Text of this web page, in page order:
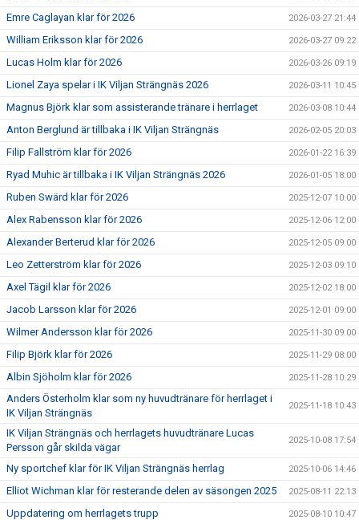
Emre Caglayan klar för 2026 2026-03-27 21:44
William Eriksson klar för 2026 2026-03-27 09:22
Lucas Holm klar för 2026 2026-03-26 09:19
Lionel Zaya spelar i IK Viljan Strängnäs 2026 2026-03-11 10:45
Magnus Björk klar som assisterande tränare i herrlaget 2026-03-08 10:44
Anton Berglund är tillbaka i IK Viljan Strängnäs 2026-02-05 20:03
Filip Fallström klar för 2026 2026-01-22 16:39
Ryad Muhic är tillbaka i IK Viljan Strängnäs 2026 2026-01-05 18:00
Ruben Swärd klar för 2026 2025-12-07 10:00
Alex Rabensson klar för 2026 2025-12-06 12:00
Alexander Berterud klar för 2026 2025-12-05 09:00
Leo Zetterström klar för 2026 2025-12-03 09:10
Axel Tägil klar för 2026 2025-12-02 18:00
Jacob Larsson klar för 2026 2025-12-01 09:00
Wilmer Andersson klar för 2026 2025-11-30 09:00
Filip Björk klar för 2026 2025-11-29 08:00
Albin Sjöholm klar för 2026 2025-11-28 10:29
Anders Österholm klar som ny huvudtränare för herrlaget i
IK Viljan Strängnäs
2025-11-18 10:43
IK Viljan Strängnäs och herrlagets huvudtränare Lucas
Persson går skilda vägar
2025-10-08 17:54
Ny sportchef klar för IK Viljan Strängnäs herrlag 2025-10-06 14:46
Elliot Wichman klar för resterande delen av säsongen 2025 2025-08-11 22:13
Uppdatering om herrlagets trupp 2025-08-10 10:47